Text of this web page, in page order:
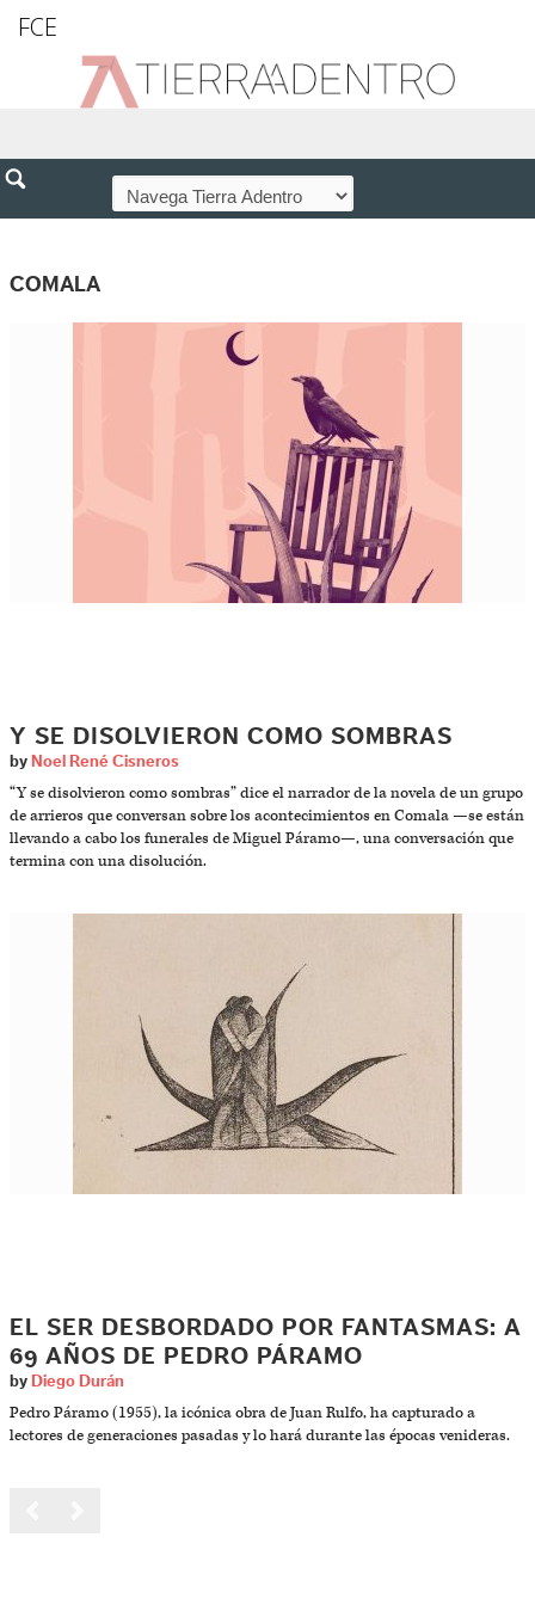
FCE
COMALA
Y SE DISOLVIERON COMO SOMBRAS
by Noel René Cisneros
“Y se disolvieron como sombras” dice el narrador de la novela de un grupo
de arrieros que conversan sobre los acontecimientos en Comala —se están
llevando a cabo los funerales de Miguel Páramo—, una conversación que
termina con una disolución.
EL SER DESBORDADO POR FANTASMAS: A
69 AÑOS DE PEDRO PÁRAMO
by Diego Durán
Pedro Páramo (1955), la icónica obra de Juan Rulfo, ha capturado a
lectores de generaciones pasadas y lo hará durante las épocas venideras.